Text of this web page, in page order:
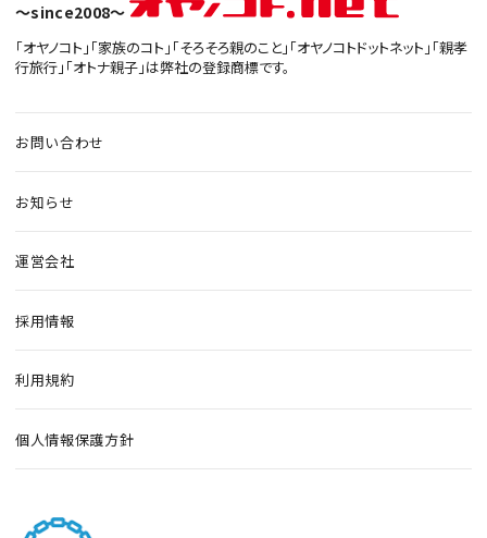
〜since2008〜
「オヤノコト」「家族のコト」「そろそろ親のこと」「オヤノコトドットネット」「親孝
行旅行」「オトナ親子」は弊社の登録商標です。
お問い合わせ
お知らせ
運営会社
採用情報
利用規約
個人情報保護方針